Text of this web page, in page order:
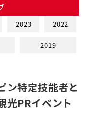
2023 2022
2019
ン特定技能者と
光PRイベント